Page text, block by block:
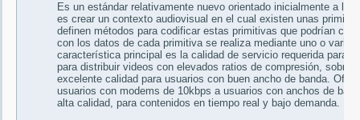
Es un estándar relativamente nuevo orientado inicialmente a
es crear un contexto audiovisual en el cual existen unas
definen métodos para codificar estas primitivas que podrían
con los datos de cada primitiva se realiza mediante uno o
característica principal es la calidad de servicio requerida para
para distribuir videos con elevados ratios de compresión, sobre
excelente calidad para usuarios con buen ancho de banda.
usuarios con modems de 10kbps a usuarios con anchos de
alta calidad, para contenidos en tiempo real y bajo demanda.